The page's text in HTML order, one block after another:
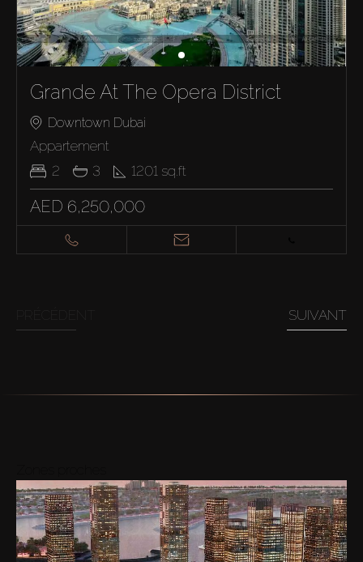
Grande At The Opera District
Downtown Dubai
Appartement
2
3 1201 sq.ft
AED 6,250,000
SUIVANT